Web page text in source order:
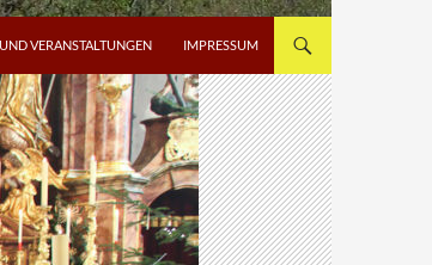
VERANSTALTUNGEN IMPRESSUM